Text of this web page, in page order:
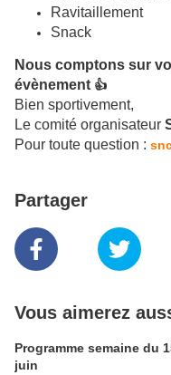
Ravitaillement
Snack
Nous comptons sur
évènement 👍
Bien sportivement,
Le comité organisateur
Pour toute question :
Partager
Vous aimerez
Programme semaine du
juin